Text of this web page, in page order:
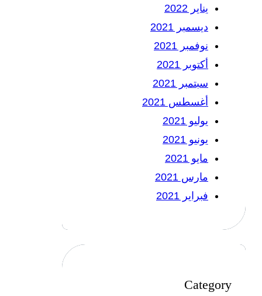
يناير 2022
ديسمبر 2021
نوفمبر 2021
أكتوبر 2021
سبتمبر 2021
أغسطس 2021
يوليو 2021
يونيو 2021
مايو 2021
مارس 2021
فبراير 2021
Category